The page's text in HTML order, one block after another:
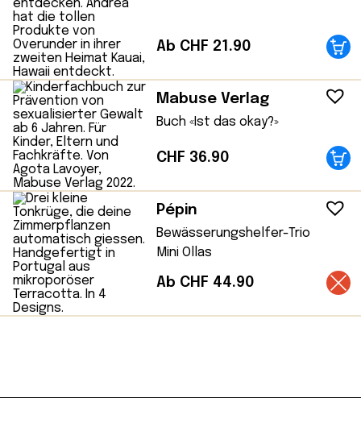
Ab CHF 21.90
Mabuse Verlag
Buch «Ist das okay?»
CHF 36.90
Pépin
Bewässerungshelfer-Trio
Mini Ollas
Ab CHF 44.90